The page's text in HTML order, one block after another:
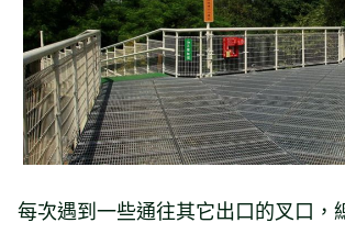
每次遇到一些通往其它出口的叉口，